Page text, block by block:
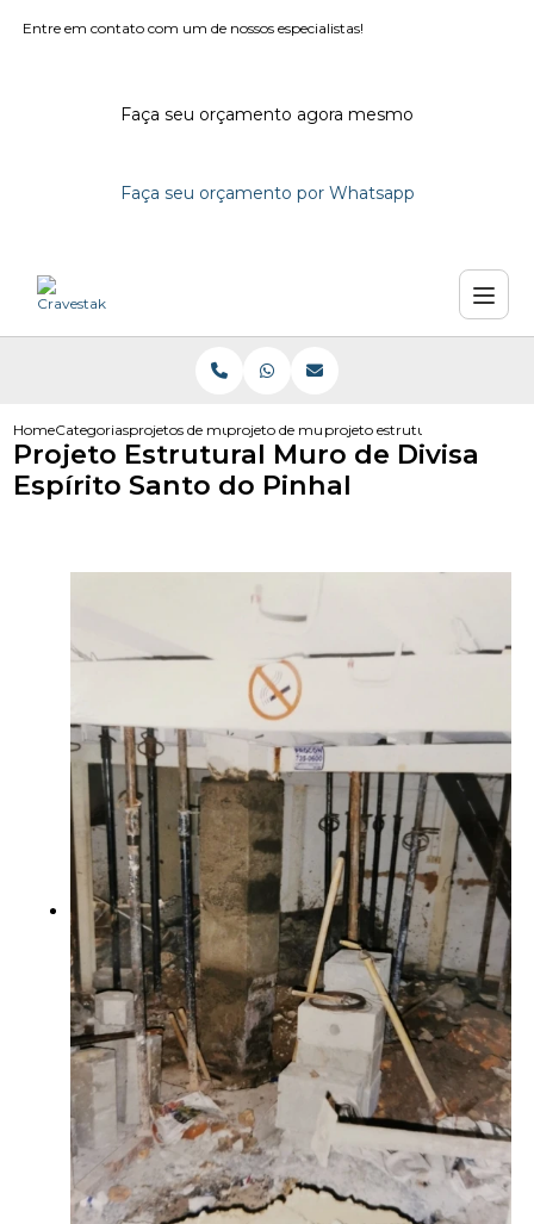
Entre em contato com um de nossos especialistas!
Faça seu orçamento agora mesmo
Faça seu orçamento por Whatsapp
HomeCategoriasprojetos de muroprojeto de muro de contencao
projeto estrutural muro de
Projeto Estrutural Muro de Divisa
Espírito Santo do Pinhal